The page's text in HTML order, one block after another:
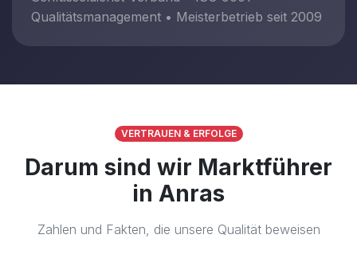
Qualitätsmanagement • Meisterbetrieb seit 2009
VERTRAUEN & ERFOLGE
Darum sind wir Marktführer
in Anras
Zahlen und Fakten, die unsere Qualität beweisen